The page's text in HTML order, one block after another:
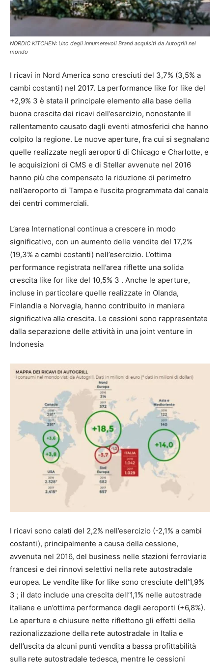
NORDIC KITCHEN: Uno degli innumerevoli Brand acquisiti da Autogrill nel
mondo
I ricavi in Nord America sono cresciuti del 3,7% (3,5% a
cambi costanti) nel 2017. La performance like for like del
+2,9% 3 è stata il principale elemento alla base della
buona crescita dei ricavi dell’esercizio, nonostante il
rallentamento causato dagli eventi atmosferici che hanno
colpito la regione. Le nuove aperture, fra cui si segnalano
quelle realizzate negli aeroporti di Chicago e Charlotte, e
le acquisizioni di CMS e di Stellar avvenute nel 2016
hanno più che compensato la riduzione di perimetro
nell’aeroporto di Tampa e l’uscita programmata dal canale
dei centri commerciali.
L’area International continua a crescere in modo
significativo, con un aumento delle vendite del 17,2%
(19,3% a cambi costanti) nell’esercizio. L’ottima
performance registrata nell’area riflette una solida
crescita like for like del 10,5% 3 . Anche le aperture,
incluse in particolare quelle realizzate in Olanda,
Finlandia e Norvegia, hanno contribuito in maniera
significativa alla crescita. Le cessioni sono rappresentate
dalla separazione delle attività in una joint venture in
Indonesia
I ricavi sono calati del 2,2% nell’esercizio (-2,1% a cambi
costanti), principalmente a causa della cessione,
avvenuta nel 2016, del business nelle stazioni ferroviarie
francesi e dei rinnovi selettivi nella rete autostradale
europea. Le vendite like for like sono cresciute dell’1,9%
3 ; il dato include una crescita dell’1,1% nelle autostrade
italiane e un’ottima performance degli aeroporti (+6,8%).
Le aperture e chiusure nette riflettono gli effetti della
razionalizzazione della rete autostradale in Italia e
dell’uscita da alcuni punti vendita a bassa profittabilità
sulla rete autostradale tedesca, mentre le cessioni